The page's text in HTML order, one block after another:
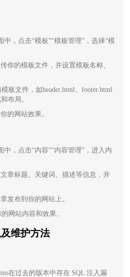
中，点击“模板”“模板管理”，选择“模
你的模板文件，并设置模板名称、
板文件，如header.html、footer.html
布局。
的网站效果。
中，点击“内容”“内容管理”，进入内
章标题、关键词、描述等信息，并
发布到你的网站上。
网站内容和效果。
维护方法
在过去的版本中存在 SQL 注入漏